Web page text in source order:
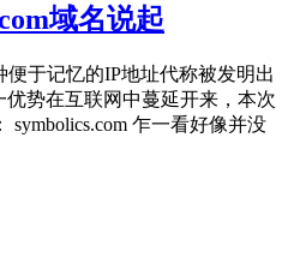
域名说起
于记忆的IP地址代称被发明出
势在互联网中蔓延开来，本次
乍一看好像并没